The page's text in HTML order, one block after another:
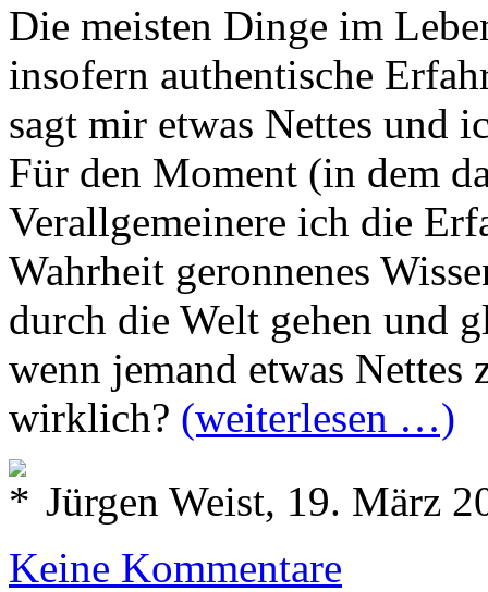
Die meisten Dinge im
insofern authentische
sagt mir etwas Nettes und
Für den Moment (in dem
Verallgemeinere ich die
Wahrheit geronnenes
durch die Welt gehen und
wenn jemand etwas
wirklich? (weiterlesen …)
Jürgen Weist, 19. März
Keine Kommentare